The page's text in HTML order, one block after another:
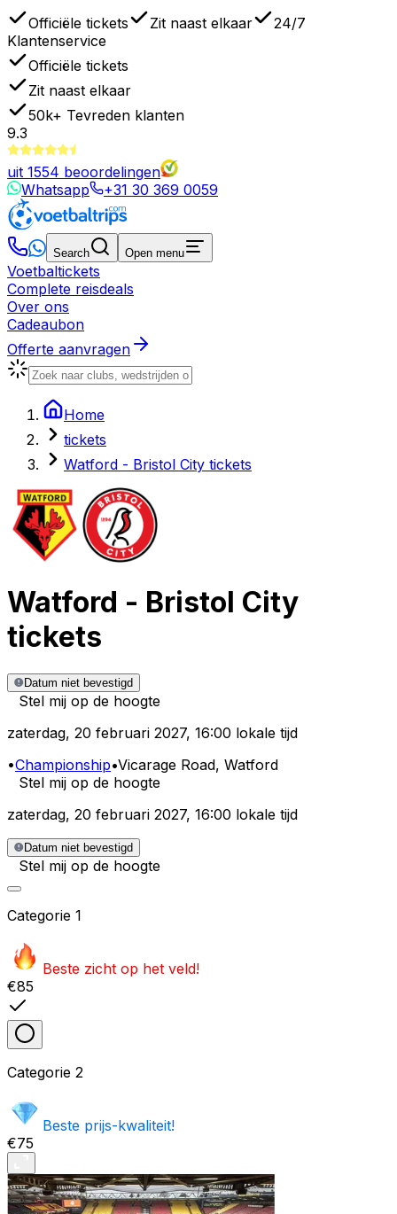
Officiële tickets Zit naast elkaar
24/7
Klantenservice
Officiële tickets
Zit naast elkaar
50k+ Tevreden klanten
9.3
uit 1554 beoordelingen
Whatsapp
+31 30 369 0059
Search Open menu
Voetbaltickets
Complete reisdeals
Over ons
Cadeaubon
Offerte aanvragen
Home
tickets
Watford - Bristol City tickets
Watford - Bristol City
tickets
Datum niet bevestigd
Stel mij op de hoogte
zaterdag, 20 februari 2027, 16:00 lokale tijd
•Championship•Vicarage Road, Watford
Stel mij op de hoogte
zaterdag, 20 februari 2027, 16:00 lokale tijd
Datum niet bevestigd
Stel mij op de hoogte
Categorie 1
Beste zicht op het veld!
€85
Categorie 2
Beste prijs-kwaliteit!
€75